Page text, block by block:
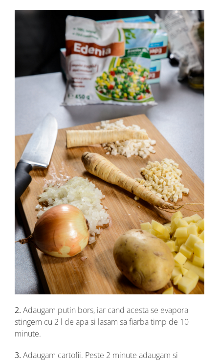
2. Adaugam putin bors, iar cand acesta se evapora
stingem cu 2 l de apa si lasam sa fiarba timp de 10
minute.
3. Adaugam cartofii. Peste 2 minute adaugam si